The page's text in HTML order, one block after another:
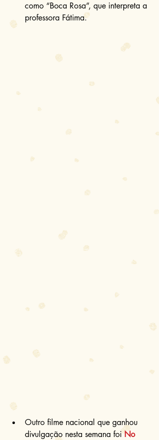
como “Boca Rosa”, que interpreta a
professora Fátima.
Outro filme nacional que ganhou
divulgação nesta semana foi No